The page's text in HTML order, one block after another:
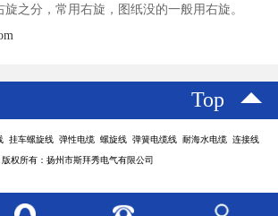
之分，常用右旋，图纸没的一般用右旋。
Top
挂车螺旋线 弹性电缆 螺旋线 弹簧电缆线 耐海水电缆 连接线
版权所有：扬州市斯拜秀电气有限公司